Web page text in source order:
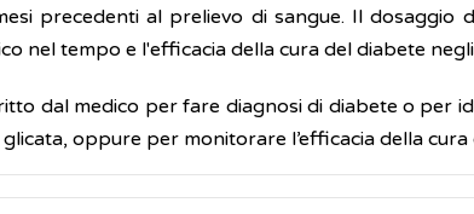
precedenti al prelievo di sangue. Il dosaggio
nel tempo e l'efficacia della cura del diabete
dal medico per fare diagnosi di diabete o per
oppure per monitorare l’efficacia della